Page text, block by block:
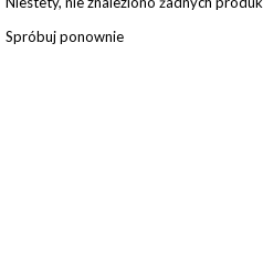
Spróbuj ponownie